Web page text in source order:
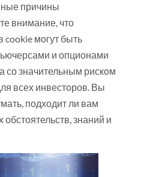
причины
внимание, что
могут быть
и опционами
значительным риском
всех инвесторов. Вы
подходит ли вам
знаний и